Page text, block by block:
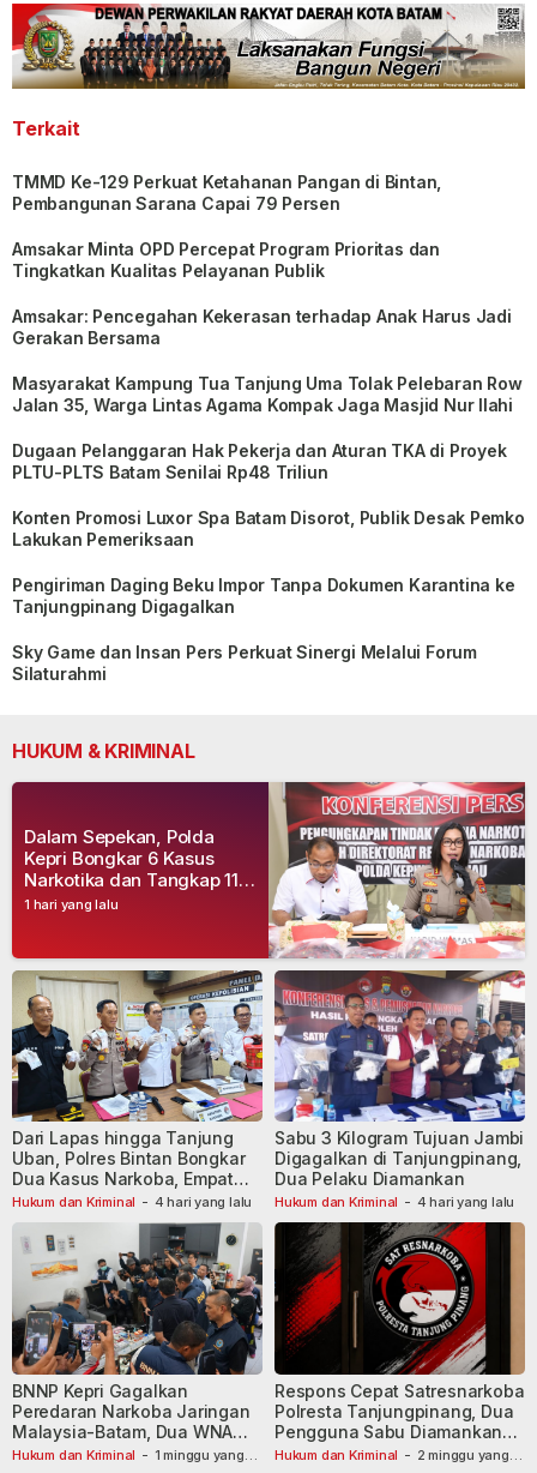
Terkait
TMMD Ke-129 Perkuat Ketahanan Pangan di Bintan,
Pembangunan Sarana Capai 79 Persen
Amsakar Minta OPD Percepat Program Prioritas dan
Tingkatkan Kualitas Pelayanan Publik
Amsakar: Pencegahan Kekerasan terhadap Anak Harus Jadi
Gerakan Bersama
Masyarakat Kampung Tua Tanjung Uma Tolak Pelebaran Row
Jalan 35, Warga Lintas Agama Kompak Jaga Masjid Nur Ilahi
Dugaan Pelanggaran Hak Pekerja dan Aturan TKA di Proyek
PLTU-PLTS Batam Senilai Rp48 Triliun
Konten Promosi Luxor Spa Batam Disorot, Publik Desak Pemko
Lakukan Pemeriksaan
Pengiriman Daging Beku Impor Tanpa Dokumen Karantina ke
Tanjungpinang Digagalkan
Sky Game dan Insan Pers Perkuat Sinergi Melalui Forum
Silaturahmi
HUKUM & KRIMINAL
1 hari yang lalu
Dalam Sepekan, Polda
Kepri Bongkar 6 Kasus
Narkotika dan Tangkap 11
Tersangka
Hukum dan Kriminal - 4 hari yang lalu
Dari Lapas hingga Tanjung
Uban, Polres Bintan Bongkar
Dua Kasus Narkoba, Empat
Tersangka Dibekuk
Hukum dan Kriminal - 4 hari yang lalu
Sabu 3 Kilogram Tujuan Jambi
Digagalkan di Tanjungpinang,
Dua Pelaku Diamankan
Hukum dan Kriminal - 1 minggu yang
BNNP Kepri Gagalkan
Peredaran Narkoba Jaringan
Malaysia-Batam, Dua WNA
Masih Diburu
Hukum dan Kriminal - 2 minggu yang
Respons Cepat Satresnarkoba
Polresta Tanjungpinang, Dua
Pengguna Sabu Diamankan
Usai Dilaporkan ke Call Center